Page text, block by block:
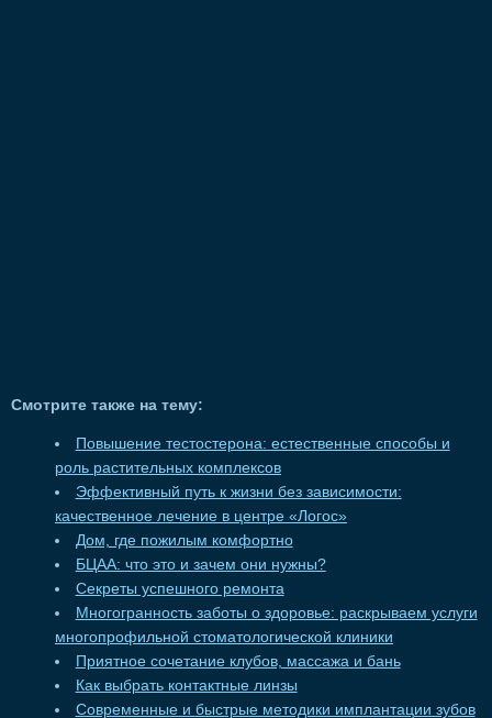
Смотрите также на тему:
Повышение тестостерона: естественные способы и
роль растительных комплексов
Эффективный путь к жизни без зависимости:
качественное лечение в центре «Логос»
Дом, где пожилым комфортно
БЦАА: что это и зачем они нужны?
Секреты успешного ремонта
Многогранность заботы о здоровье: раскрываем услуги
многопрофильной стоматологической клиники
Приятное сочетание клубов, массажа и бань
Как выбрать контактные линзы
Современные и быстрые методики имплантации зубов